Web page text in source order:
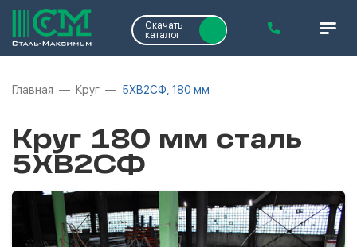
Скачать
каталог
Главная Круг 5ХВ2СФ, 180 мм
Круг 180 мм сталь
5ХВ2СФ